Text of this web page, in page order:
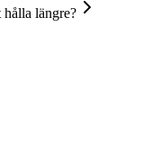
hålla längre?